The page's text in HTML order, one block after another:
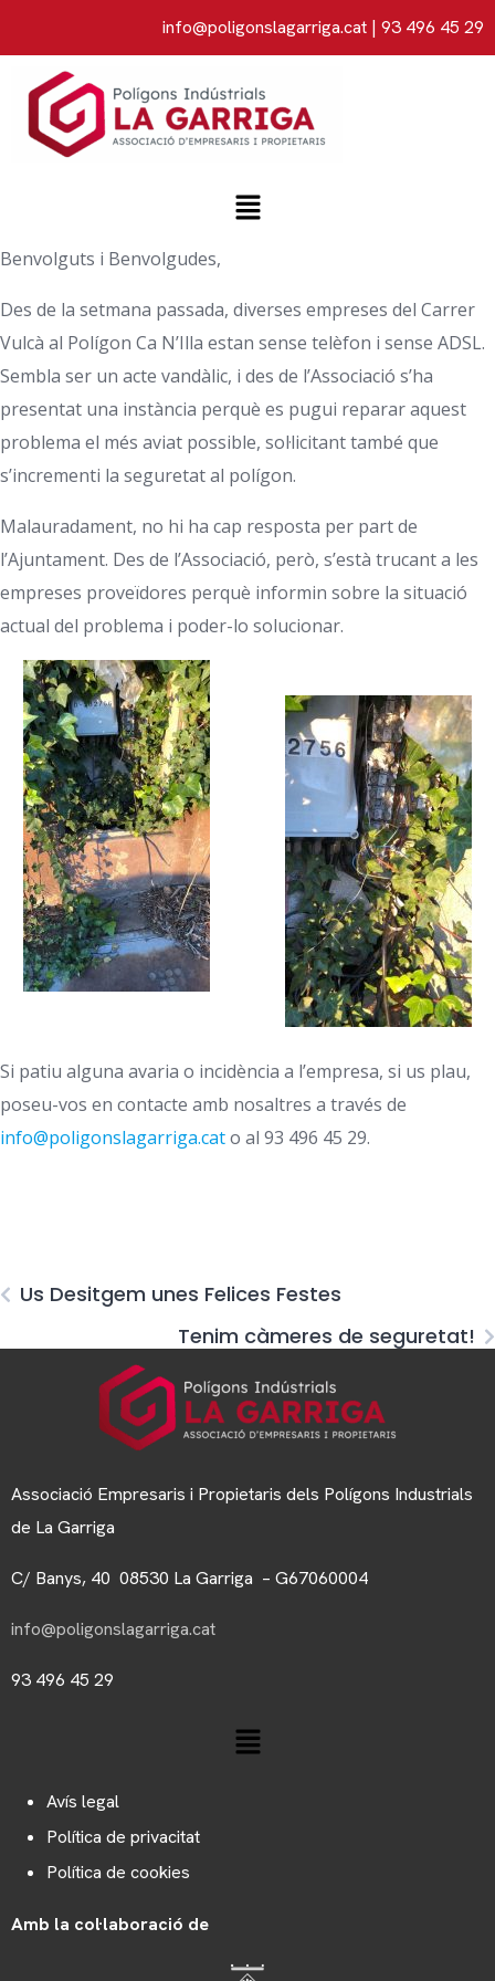
info@poligonslagarriga.cat | 93 496 45 29
Benvolguts i Benvolgudes,
Des de la setmana passada, diverses empreses del Carrer
Vulcà al Polígon Ca N’Illa estan sense telèfon i sense ADSL.
Sembla ser un acte vandàlic, i des de l’Associació s’ha
presentat una instància perquè es pugui reparar aquest
problema el més aviat possible, sol·licitant també que
s’incrementi la seguretat al polígon.
Malauradament, no hi ha cap resposta per part de
l’Ajuntament. Des de l’Associació, però, s’està trucant a les
empreses proveïdores perquè informin sobre la situació
actual del problema i poder-lo solucionar.
Si patiu alguna avaria o incidència a l’empresa, si us plau,
poseu-vos en contacte amb nosaltres a través de
info@poligonslagarriga.cato al 93 496 45 29.
Us Desitgem unes Felices Festes
Tenim càmeres de seguretat!
Associació Empresaris i Propietaris dels Polígons Industrials
de La Garriga
C/ Banys, 40 08530 La Garriga – G67060004
info@poligonslagarriga.cat
93 496 45 29
Avís legal
Política de privacitat
Política de cookies
Amb la col·laboració de